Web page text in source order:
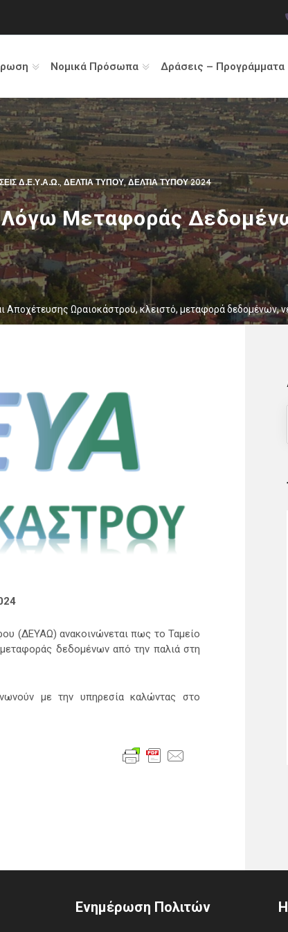
Νομικά Πρόσωπα Δράσεις – Προγράμματα
Δ.Ε.Υ.Α.Ω., ΔΕΛΤΊΑ ΤΎΠΟΥ,ΔΕΛΤΊΑ ΤΎΠΟΥ 2024
Μεταφοράς
Αποχέτευσης Ωραιοκάστρου,κλειστό,μεταφορά δεδομένων,
(ΔΕΥΑΩ) ανακοινώνεται πως το Ταμείο
δεδομένων από την παλιά στη
με την υπηρεσία καλώντας στο
Ενημέρωση Πολιτών